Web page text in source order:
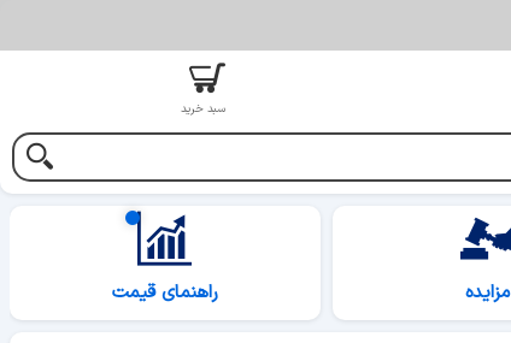
سبد خرید
مزایده راهنمای قیمت